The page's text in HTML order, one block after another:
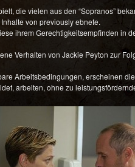
die vielen aus den “Sopranos”
von previously ebnete.
ihrem Gerechtigkeitsempfinden in
Verhalten von Jackie Peyton zur
Arbeitsbedingungen, erscheinen die
arbeiten, ohne zu